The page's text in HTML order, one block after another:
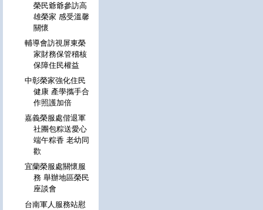
榮民爺爺參訪高
雄榮家 感受溫馨
關懷
輔導會訪視屏東榮
家財務保管稽核
保障住民權益
中彰榮家強化住民
健康 產學攜手合
作照護加倍
嘉義榮服處偕退軍
社團包粽送愛心
端午粽香 老幼同
歡
宜蘭榮服處關懷服
務 舉辦地區榮民
座談會
台南軍人服務站慰